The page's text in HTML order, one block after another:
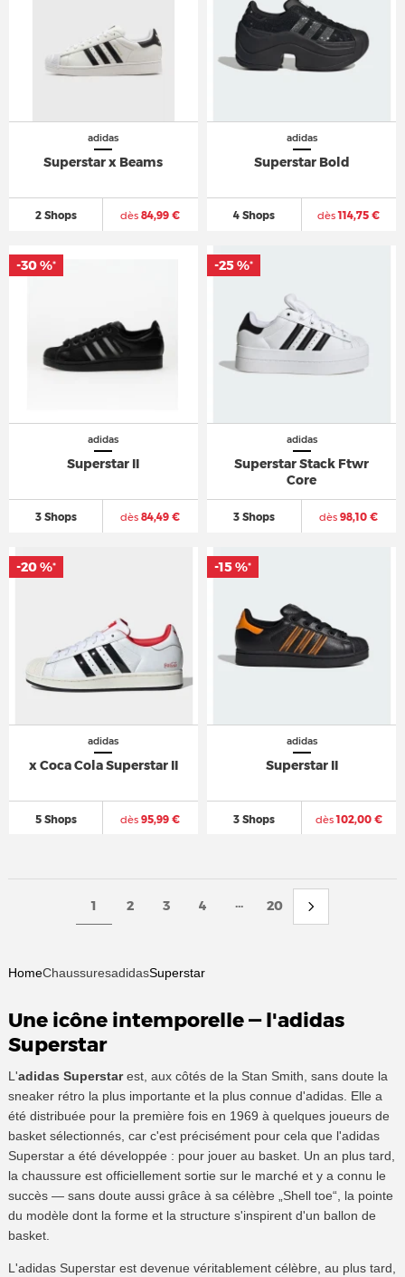
adidas
Superstar x Beams
2 Shops dès 84,99 €
adidas
Superstar Bold
4 Shops dès114,75 €
adidas
Superstar II
3 Shops dès 84,49 €
-30 %*
adidas
Superstar Stack Ftwr
Core
3 Shops dès 98,10 €
-25 %*
adidas
x Coca Cola Superstar II
5 Shops dès 95,99 €
-20 %*
adidas
Superstar II
3 Shops dès102,00 €
-15 %*
1 2 3 4 ... 20
HomeChaussuresadidasSuperstar
Une icône intemporelle — l'adidas
Superstar
L'adidas Superstarest, aux côtés de la Stan Smith, sans doute la
sneaker rétro la plus importante et la plus connue d'adidas. Elle a
été distribuée pour la première fois en 1969 à quelques joueurs de
basket sélectionnés, car c'est précisément pour cela que l'adidas
Superstar a été développée : pour jouer au basket. Un an plus tard,
la chaussure est officiellement sortie sur le marché et y a connu le
succès — sans doute aussi grâce à sa célèbre „Shell toe“, la pointe
du modèle dont la forme et la structure s'inspirent d'un ballon de
basket.
L'adidas Superstar est devenue véritablement célèbre, au plus tard,